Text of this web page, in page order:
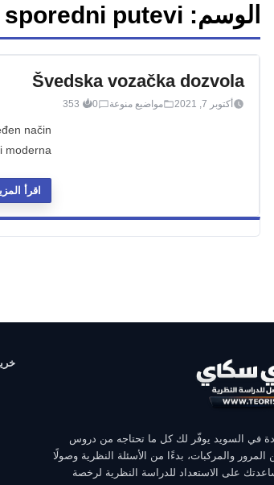
الوسم: putevi
Švedska vozačka dozvola
أكتوبر 7, 2021 مواضيع منوعة 0
353
način
اقرأ
في السويد يوفّر لك كل ما تحتاجه من دروس
والمركبات، بدءًا من الأسئلة النظرية وصولًا
على الاستعداد للدراسة النظرية لرخصة